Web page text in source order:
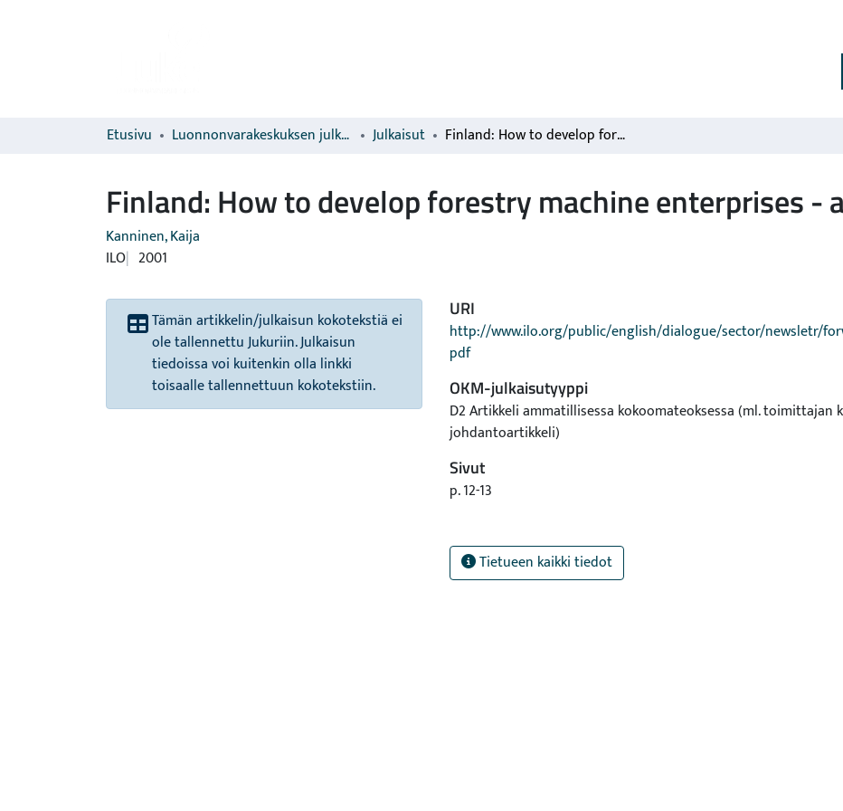
Etusivu Luonnonvarakeskuksen julkaisut Julkaisut Finland: How to develop forestry machine enterprises - a holistic approach
Finland: How to develop forestry machine enterprises -
Kanninen, Kaija
ILO 2001
Tämän artikkelin/julkaisun kokotekstiä ei
ole tallennettu Jukuriin. Julkaisun
tiedoissa voi kuitenkin olla linkki
toisaalle tallennettuun kokotekstiin.
URI
http://www.ilo.org/public/english/dialogue/sector/newsletr/
pdf
OKM-julkaisutyyppi
D2 Artikkeli ammatillisessa kokoomateoksessa (ml. toimittajan
johdantoartikkeli)
Sivut
p. 12-13
Tietueen kaikki tiedot